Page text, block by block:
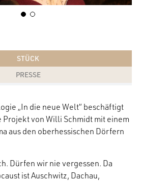
STÜCK
PRESSE
„In die neue Welt“ beschäftigt
Projekt von Willi Schmidt mit einem
aus den oberhessischen Dörfern
Dürfen wir nie vergessen. Da
ist Auschwitz, Dachau,